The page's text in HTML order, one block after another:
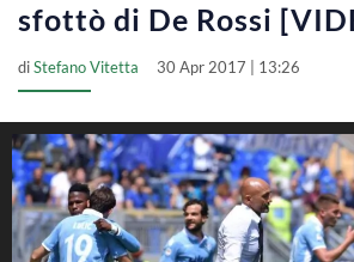
sfottò di De Rossi
diStefano Vitetta 30 Apr 2017 | 13:26